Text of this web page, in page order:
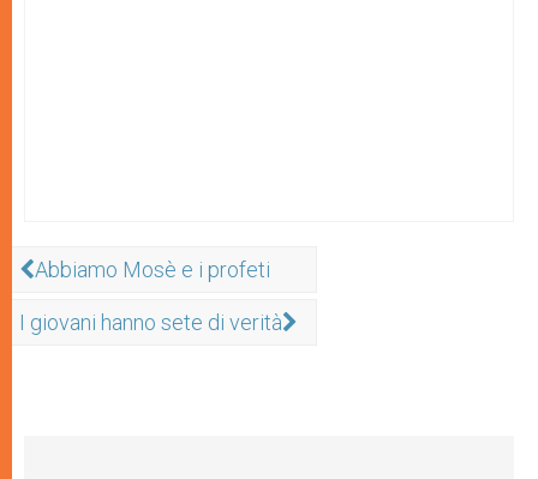
Abbiamo Mosè e i profeti
I giovani hanno sete di verità